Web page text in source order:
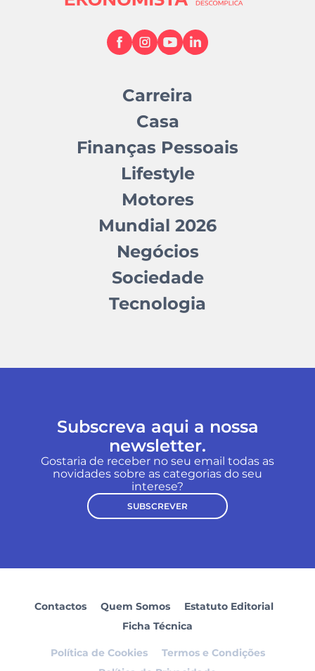
Carreira
Casa
Finanças Pessoais
Lifestyle
Motores
Mundial 2026
Negócios
Sociedade
Tecnologia
Subscreva aqui a nossa
newsletter.
Gostaria de receber no seu email todas as
novidades sobre as categorias do seu
interese?
SUBSCREVER
Contactos Quem Somos
Estatuto Editorial
Ficha Técnica
Política de Cookies
Termos e Condições